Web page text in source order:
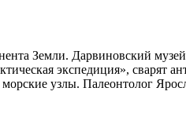
Земли. Дарвиновский
экспедиция», сварят
узлы. Палеонтолог